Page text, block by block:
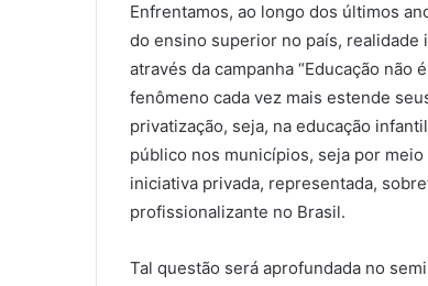
Enfrentamos, ao longo dos últimos
do ensino superior no país,
através da campanha “Educação não
fenômeno cada vez mais estende
privatização, seja, na educação
público nos municípios, seja por
iniciativa privada, representada,
profissionalizante no Brasil.
Tal questão será aprofundada no